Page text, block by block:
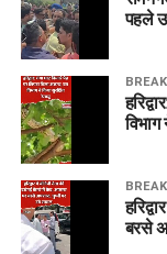
पहले
विभाग
बरसे